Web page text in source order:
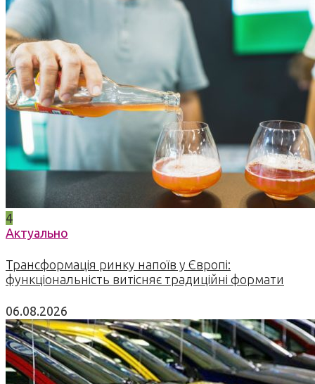
4
Актуально
Трансформація ринку напоїв у Європі:
функціональність витісняє традиційні формати
06.08.2026